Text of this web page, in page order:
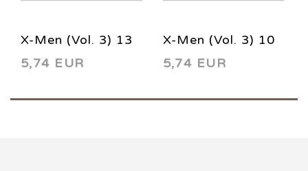
X-Men (Vol. 3) 13
2014
5,74 EUR
X-Men (Vol. 3) 10
2014
5,74 EUR